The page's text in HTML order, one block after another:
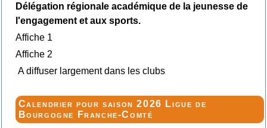
Délégation régionale académique de la jeunesse de
l'engagement et aux sports.
Affiche 1
Affiche 2
A diffuser largement dans les clubs
Calendrier pour saison 2026 Ligue de
Bourgogne Franche-Comté